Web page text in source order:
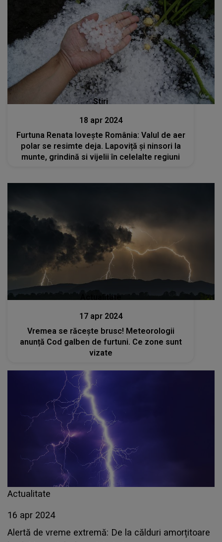
Stiri
18 apr 2024
Furtuna Renata lovește România: Valul de aer
polar se resimte deja. Lapoviță și ninsori la
munte, grindină si vijelii în celelalte regiuni
Actualitate
17 apr 2024
Vremea se răcește brusc! Meteorologii
anunță Cod galben de furtuni. Ce zone sunt
vizate
Actualitate
16 apr 2024
Alertă de vreme extremă: De la călduri amorțitoare